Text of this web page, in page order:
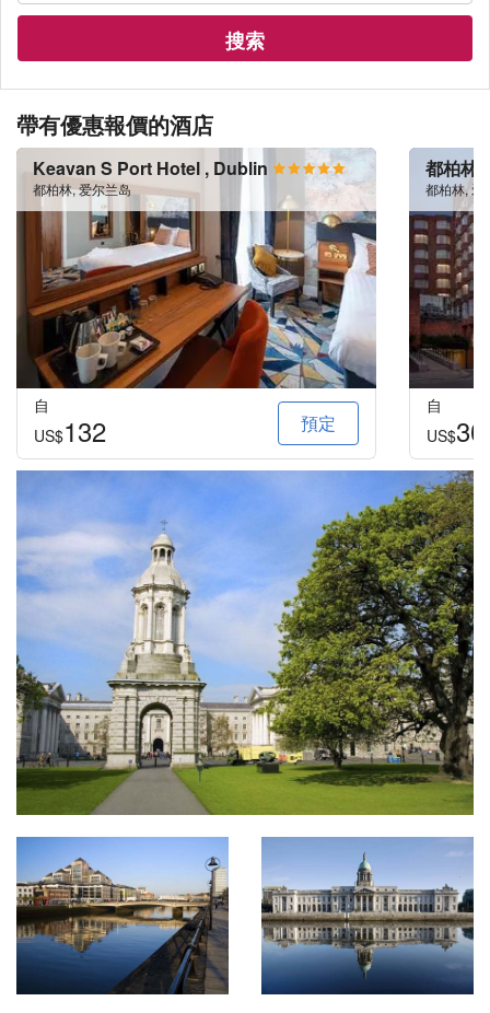
搜索
帶有優惠報價的酒店
Keavan S Port Hotel , Dublin
都柏林, 爱尔兰岛
自
US$132 預定
都柏林
都柏林, 爱
自
US$